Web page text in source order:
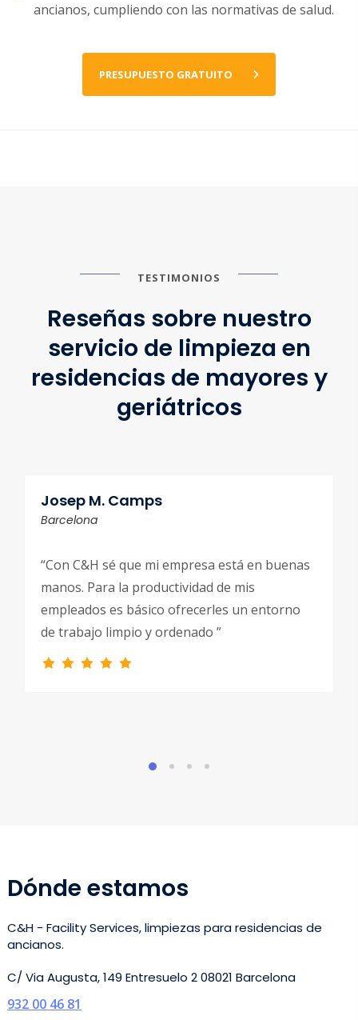
ancianos, cumpliendo con las normativas de salud.
PRESUPUESTO GRATUITO
TESTIMONIOS
Reseñas sobre nuestro
servicio de limpieza en
residencias de mayores y
geriátricos
Josep M. Camps
Barcelona
“Con C&H sé que mi empresa está en buenas
manos. Para la productividad de mis
empleados es básico ofrecerles un entorno
de trabajo limpio y ordenado ”
Dónde estamos
C&H - Facility Services, limpiezas para residencias de
ancianos.
C/ Via Augusta, 149 Entresuelo 2 08021 Barcelona
932 00 46 81